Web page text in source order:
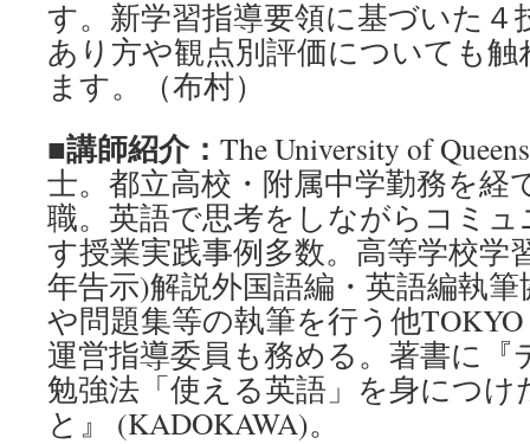
す。新学習指導要領に基づいた４
あり方や観点別評価についても
ます。（布村）
■講師紹介： The University of
士。都立高校・附属中学勤務を経
職。英語で思考をしながらコミ
す授業実践事例多数。高等学校学
年告示)解説外国語編・英語編執
や問題集等の執筆を行う他TOKYO
運営指導委員も務める。著書に『
勉強法「使える英語」を身につ
と』 (KADOKAWA)。